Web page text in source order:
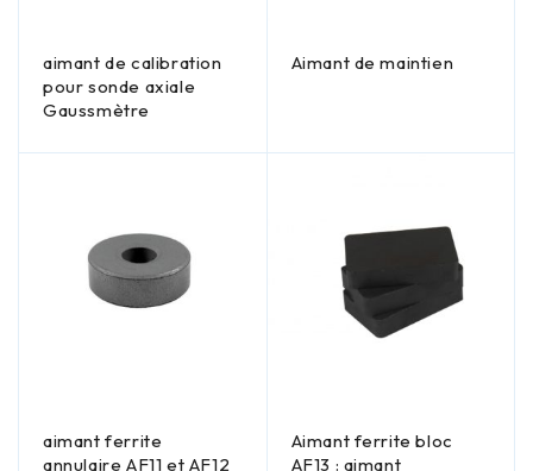
aimant de calibration
pour sonde axiale
Gaussmètre
Aimant de maintien
aimant ferrite
annulaire AF11 et AF12
Aimant ferrite bloc
AF13 : aimant